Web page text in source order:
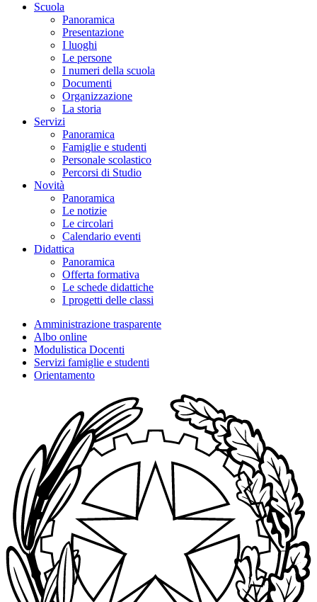
Scuola
Panoramica
Presentazione
I luoghi
Le persone
I numeri della scuola
Documenti
Organizzazione
La storia
Servizi
Panoramica
Famiglie e studenti
Personale scolastico
Percorsi di Studio
Novità
Panoramica
Le notizie
Le circolari
Calendario eventi
Didattica
Panoramica
Offerta formativa
Le schede didattiche
I progetti delle classi
Amministrazione trasparente
Albo online
Modulistica Docenti
Servizi famiglie e studenti
Orientamento